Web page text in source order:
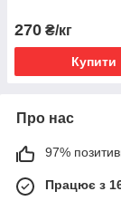
270 ₴/кг
Купити
Про нас
97%
Працює з